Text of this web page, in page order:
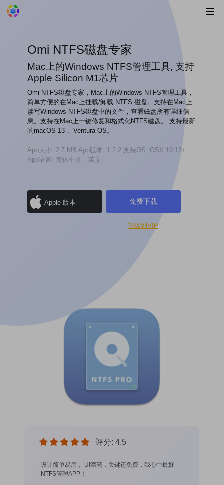
Omi NTFS磁盘专家
Mac上的Windows NTFS管理工具, 支持
Apple Silicon M1芯片
Omi NTFS磁盘专家，Mac上的Windows NTFS管理工具，
简单方便的在Mac上挂载/卸载 NTFS 磁盘。支持在Mac上
读写Windows NTFS磁盘中的文件，查看磁盘所有详细信
息。支持在Mac上一键修复和格式化NTFS磁盘。 支持最新
的macOS 13， Ventura OS。
App大小: 2.7 MB App版本: 1.2.2 支持OS: OSX 10.13+
App语言: 简体中文，英文
Apple 版本 免费下载
升级到VIP
评分: 4.5
设计简单易用， UI漂亮，关键还免费，我心中最好
NTFS管理APP！